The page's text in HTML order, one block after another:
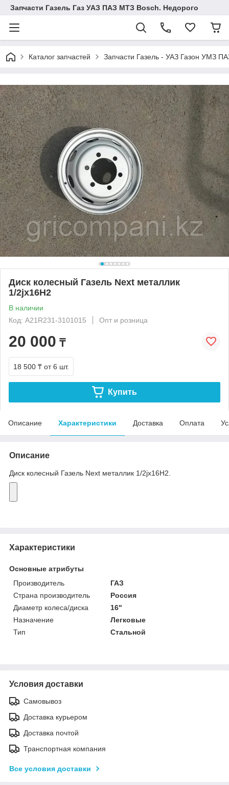
Запчасти Газель Газ УАЗ ПАЗ МТЗ Bosch. Недорого
Каталог запчастей Запчасти Газель - УАЗ Газон УМЗ
Диск колесный Газель Next металлик
1/2jx16H2
В наличии
Код: A21R231-3101015
Опт и розница
20 000 ₸
18 500 ₸ от 6 шт.
Купить
Описание Характеристики Доставка Оплата
Описание
Диск колесный Газель Next металлик 1/2jx16H2.
Характеристики
Основные атрибуты
Производитель
ГАЗ
Страна производитель
Россия
Диаметр колеса/диска
16"
Назначение
Легковые
Тип
Стальной
Условия доставки
Самовывоз
Доставка курьером
Доставка почтой
Транспортная компания
Все условия доставки